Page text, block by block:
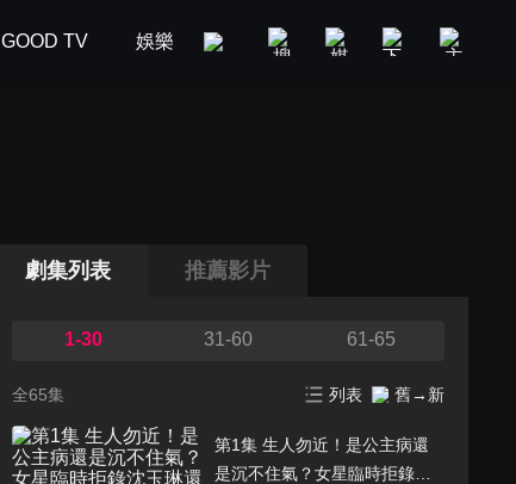
GOOD TV 娛樂 美食旅遊 新聞政論
劇集列表 推薦影片
1-30 31-60 61-65
全65集 列表 舊→新
第1集 生人勿近！是公主病還
是沉不住氣？女星臨時拒錄沈